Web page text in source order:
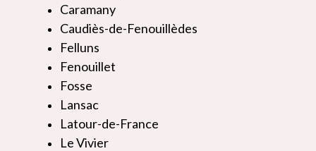
Caramany
Caudiès-de-Fenouillèdes
Felluns
Fenouillet
Fosse
Lansac
Latour-de-France
Le Vivier